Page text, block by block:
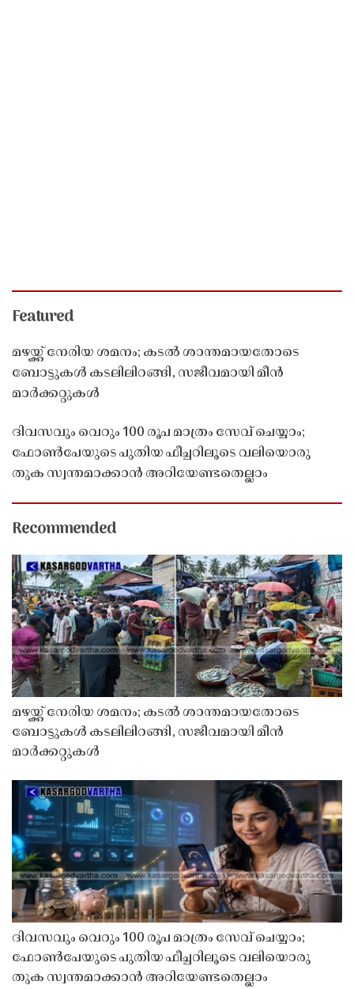
Featured
മഴയ്ക്ക് നേരിയ ശമനം; കടൽ ശാന്തമായതോടെ
ബോട്ടുകൾ കടലിലിറങ്ങി, സജീവമായി മീൻ
മാർക്കറ്റുകൾ
ദിവസവും വെറും 100 രൂപ മാത്രം സേവ് ചെയ്യാം;
ഫോൺപേയുടെ പുതിയ ഫീച്ചറിലൂടെ വലിയൊരു
തുക സ്വന്തമാക്കാൻ അറിയേണ്ടതെല്ലാം
Recommended
മഴയ്ക്ക് നേരിയ ശമനം; കടൽ ശാന്തമായതോടെ
ബോട്ടുകൾ കടലിലിറങ്ങി, സജീവമായി മീൻ
മാർക്കറ്റുകൾ
ദിവസവും വെറും 100 രൂപ മാത്രം സേവ് ചെയ്യാം;
ഫോൺപേയുടെ പുതിയ ഫീച്ചറിലൂടെ വലിയൊരു
തുക സ്വന്തമാക്കാൻ അറിയേണ്ടതെല്ലാം